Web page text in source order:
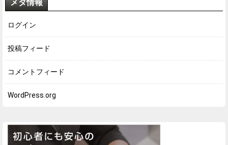
メタ情報
ログイン
投稿フィード
コメントフィード
WordPress.org